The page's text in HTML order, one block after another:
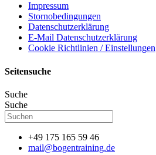
Impressum
Stornobedingungen
Datenschutzerklärung
E-Mail Datenschutzerklärung
Cookie Richtlinien / Einstellungen
Seitensuche
Suche
Suche
+49 175 165 59 46
mail@bogentraining.de